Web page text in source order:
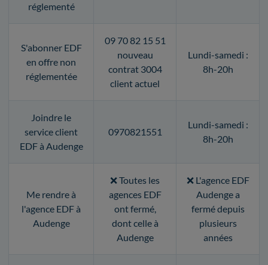
réglementé
S'abonner EDF
en offre non
réglementée
09 70 82 15 51
nouveau
contrat 3004
client actuel
Lundi-samedi :
8h-20h
Joindre le
service client
EDF à Audenge
0970821551
Lundi-samedi :
8h-20h
Me rendre à
l'agence EDF à
Audenge
❌ Toutes les
agences EDF
ont fermé,
dont celle à
Audenge
❌ L'agence EDF
Audenge a
fermé depuis
plusieurs
années